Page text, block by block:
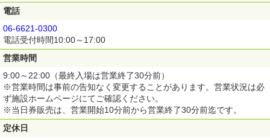
電話
06-6621-0300
電話受付時間10:00～17:00
営業時間
9:00～22:00（最終入場は営業終了30分前）
※営業時間は事前の告知なく変更することがあります。営業状況は必
ず施設ホームページにてご確認ください。
※当日券販売は、営業開始10分前から営業終了30分前迄です。
定休日